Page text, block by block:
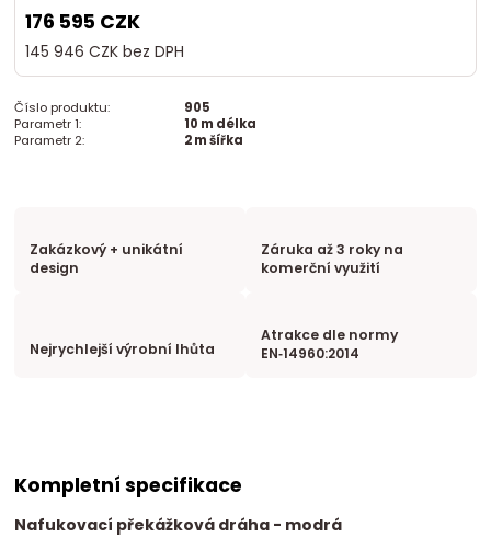
176 595 CZK
145 946 CZK bez DPH
Číslo produktu:
905
Parametr 1:
10 m délka
Parametr 2:
2 m šířka
Zakázkový + unikátní
design
Záruka až 3 roky na
komerční využití
Nejrychlejší výrobní lhůta
Atrakce dle normy
EN‑14960:2014
Kompletní specifikace
Nafukovací překážková dráha - modrá